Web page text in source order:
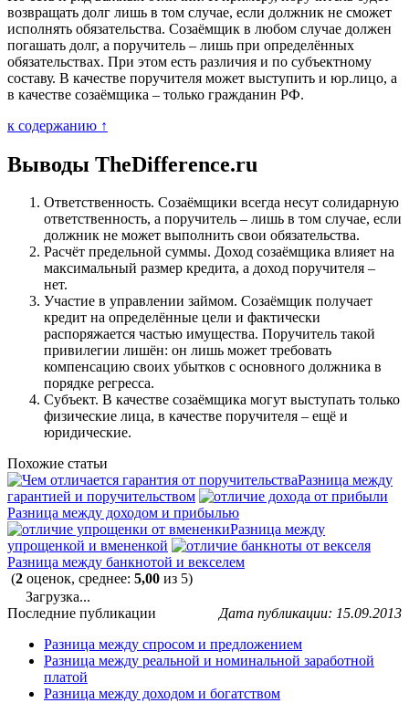
возвращать долг лишь в том случае, если должник не сможет
исполнять обязательства. Созаёмщик в любом случае должен
погашать долг, а поручитель – лишь при определённых
обязательствах. При этом есть различия и по субъектному
составу. В качестве поручителя может выступить и юр.лицо, а
в качестве созаёмщика – только гражданин РФ.
к содержанию ↑
Выводы TheDifference.ru
Ответственность. Созаёмщики всегда несут солидарную
ответственность, а поручитель – лишь в том случае, если
должник не может выполнить свои обязательства.
Расчёт предельной суммы. Доход созаёмщика влияет на
максимальный размер кредита, а доход поручителя –
нет.
Участие в управлении займом. Созаёмщик получает
кредит на определённые цели и фактически
распоряжается частью имущества. Поручитель такой
привилегии лишён: он лишь может требовать
компенсацию своих убытков с основного должника в
порядке регресса.
Субъект. В качестве созаёмщика могут выступать только
физические лица, в качестве поручителя – ещё и
юридические.
Похожие статьи
Разница между
гарантией и поручительством
Разница между доходом и прибылью
Разница между
упрощенкой и вмененкой
Разница между банкнотой и векселем
(2 оценок, среднее: 5,00 из 5)
Загрузка...
Дата публикации: 15.09.2013
Последние публикации
Разница между спросом и предложением
Разница между реальной и номинальной заработной
платой
Разница между доходом и богатством